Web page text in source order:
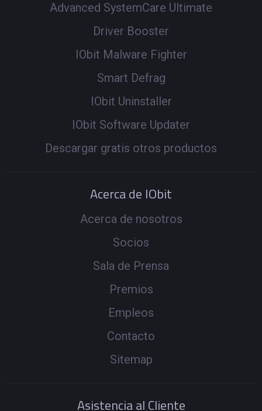
Advanced SystemCare Ultimate
Driver Booster
IObit Malware Fighter
Smart Defrag
IObit Uninstaller
IObit Software Updater
Descargar gratis otros productos
Acerca de IObit
Acerca de nosotros
Socios
Sala de Prensa
Premios
Empleos
Contacto
Sitemap
Asistencia al Cliente